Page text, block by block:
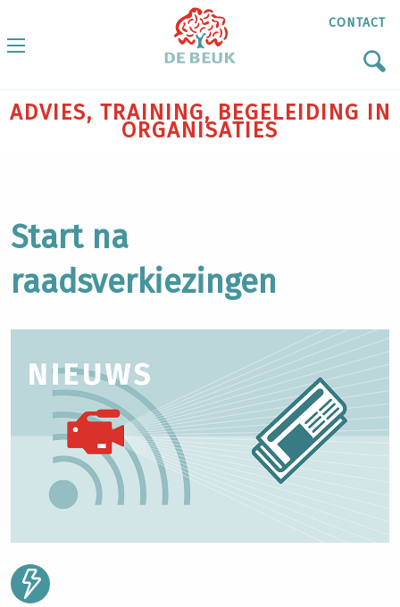
CONTACT
ADVIES, TRAINING, BEGELEIDING IN
ORGANISATIES
Start na
raadsverkiezingen